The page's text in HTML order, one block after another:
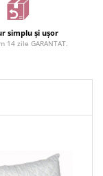
simplu și ușor
14 zile GARANTAT.